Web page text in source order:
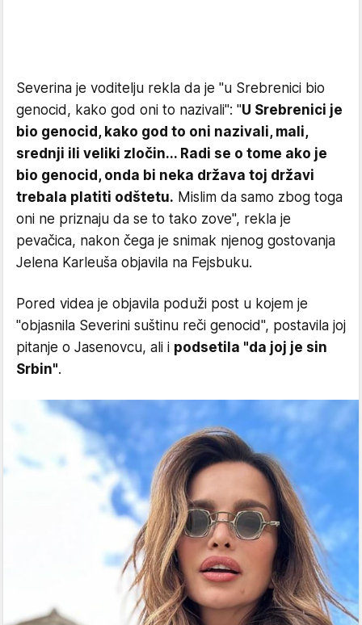
Severina je voditelju rekla da je "u Srebrenici bio
genocid, kako god oni to nazivali": "U Srebrenici je
bio genocid, kako god to oni nazivali, mali,
srednji ili veliki zločin... Radi se o tome ako je
bio genocid, onda bi neka država toj državi
trebala platiti odštetu. Mislim da samo zbog toga
oni ne priznaju da se to tako zove", rekla je
pevačica, nakon čega je snimak njenog gostovanja
Jelena Karleuša objavila na Fejsbuku.
Pored videa je objavila poduži post u kojem je
"objasnila Severini suštinu reči genocid", postavila joj
pitanje o Jasenovcu, ali i podsetila "da joj je sin
Srbin".